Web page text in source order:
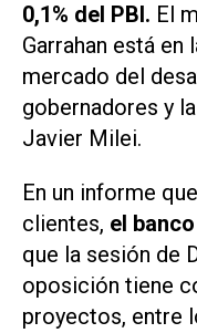
0,1% del PBI. El
Garrahan está en
mercado del
gobernadores y
Javier Milei.
En un informe
clientes, el
que la sesión de
oposición tiene
proyectos, entre